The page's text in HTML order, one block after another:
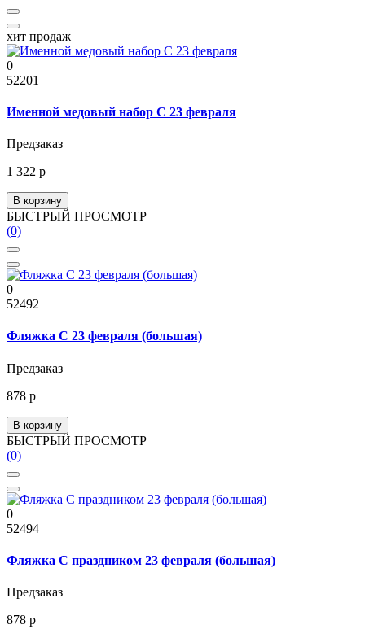
хит продаж
0
52201
Именной медовый набор С 23 февраля
Предзаказ
1 322 р
В корзину
БЫСТРЫЙ ПРОСМОТР
(0)
0
52492
Фляжка С 23 февраля (большая)
Предзаказ
878 р
В корзину
БЫСТРЫЙ ПРОСМОТР
(0)
0
52494
Фляжка С праздником 23 февраля (большая)
Предзаказ
878 р